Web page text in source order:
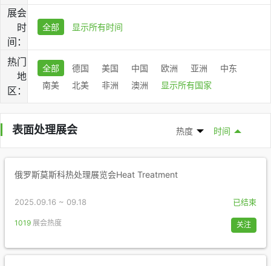
展会
时
间：
全部 显示所有时间
热门
地
区：
全部 德国 美国 中国 欧洲 亚洲
中东
南美
北美 非洲 澳洲 显示所有国家
表面处理展会 热度 时间
俄罗斯莫斯科热处理展览会Heat Treatment
2025.09.16 ~ 09.18 已结束
1019 展会热度 关注